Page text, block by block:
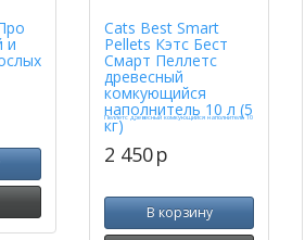
и
Cats Best Smart
Pellets Кэтс Бест
Смарт Пеллетс
древесный
комкующийся
наполнитель 10 л (5
кг)
2 450p
В корзину